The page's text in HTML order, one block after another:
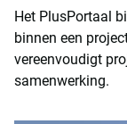
Het PlusPortaal
binnen een
vereenvoudigt
samenwerking.